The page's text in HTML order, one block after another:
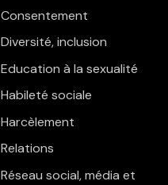
Consentement
Diversité, inclusion
Education à la sexualité
Habileté sociale
Harcèlement
Relations
Réseau social, média et